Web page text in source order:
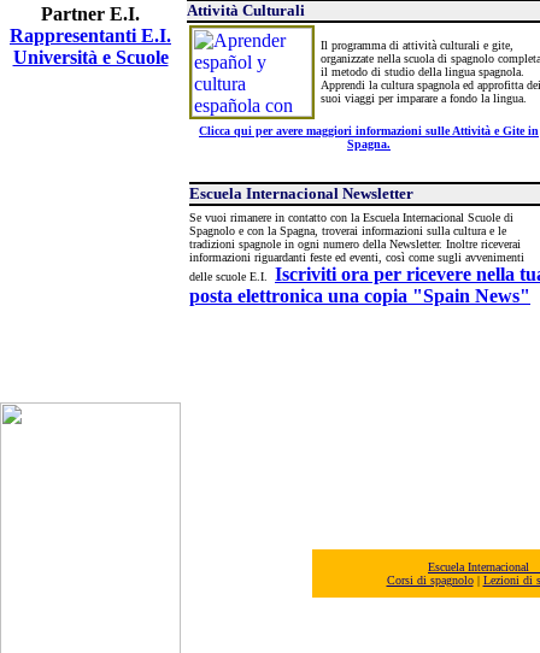
Partner E.I.
Rappresentanti E.I.
Università e Scuole
Attività Culturali
Il programma di attività culturali e gite,
organizzate nella scuola di spagnolo completa
il metodo di studio della lingua spagnola.
Apprendi la cultura spagnola ed approfitta dei
suoi viaggi per imparare a fondo la lingua.
Clicca qui per avere maggiori informazioni sulle Attività e Gite in
Spagna.
Escuela Internacional Newsletter
Se vuoi rimanere in contatto con la Escuela Internacional Scuole di
Spagnolo e con la Spagna, troverai informazioni sulla cultura e le
tradizioni spagnole in ogni numero della Newsletter. Inoltre riceverai
informazioni riguardanti feste ed eventi, così come sugli avvenimenti
delle scuole E.I. Iscriviti ora per ricevere nella
posta elettronica una copia "Spain News"
Escuela
Corsi di spagnolo| Lezioni di